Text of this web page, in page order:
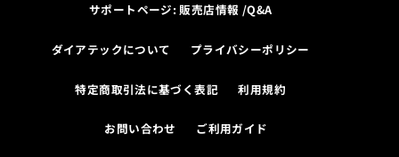
サポートページ: 販売店情報 /Q&A
ダイアテックについて プライバシーポリシー
特定商取引法に基づく表記 利用規約
お問い合わせ ご利用ガイド